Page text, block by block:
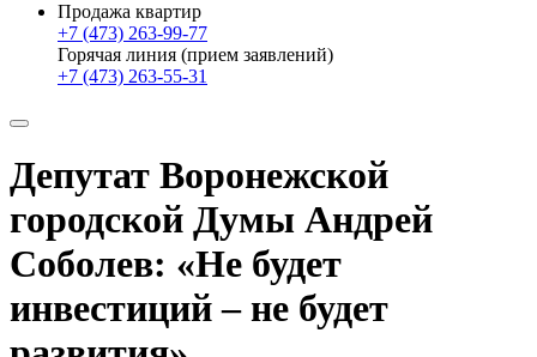
Продажа квартир
+7 (473) 263-99-77
Горячая линия (прием заявлений)
+7 (473) 263-55-31
Депутат Воронежской
городской Думы Андрей
Соболев: «Не будет
инвестиций – не будет